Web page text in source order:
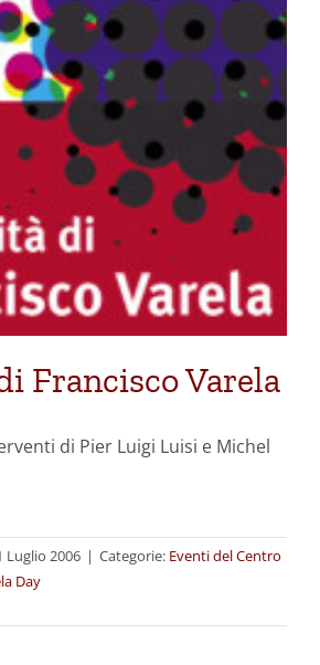
Francisco Varela
di Pier Luigi Luisi e Michel
Luglio 2006 | Categorie: Eventi del Centro
Day